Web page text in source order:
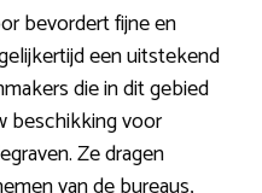
bevordert fijne en
een uitstekend
die in dit gebied
beschikking voor
Ze dragen